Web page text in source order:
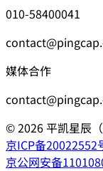
010-58400041
媒体合作
©2026平凯星辰
京ICP备20022552
京公网安备